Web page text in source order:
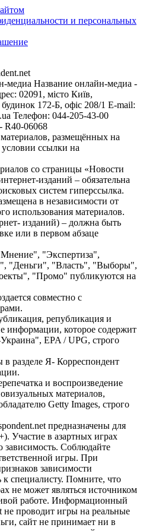
и персональных
медиа Название онлайн-медиа -
02091, місто Київ,
172-Б, офіс 208/1 E-mail:
Телефон: 044-205-43-00
R40-06068
размещённых на
условии ссылки на
со страницы «Новости
изданий – обязательна
систем гиперссылка.
в независимости от
использования материалов.
изданий) – должна быть
или в первом абзаце
"Экспертиза",
"Деньги", "Власть", "Выборы",
"Промо" публикуются на
совместно с
републикация и
информации, которое содержит
EPA / UPG, строго
в разделе Я- Корреспондент
и воспроизведение
материалов,
Getty Images, строго
предназначены для
Участие в азартных играх
зависимость. Соблюдайте
игры. При
зависимости
к специалисту. Помните, что
не может являться источником
работе. Информационный
не проводит игры на реальные
сайт не принимает ни в